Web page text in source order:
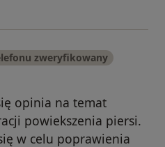
zweryfikowany
opinia na temat
powiekszenia piersi.
w celu poprawienia